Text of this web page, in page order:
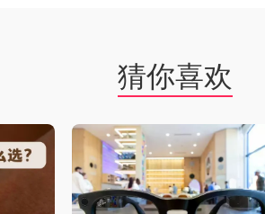
猜你喜欢